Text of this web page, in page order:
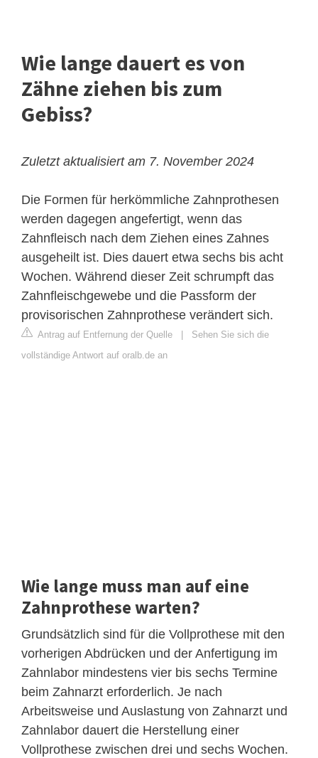
Wie lange dauert es von
Zähne ziehen bis zum
Gebiss?
Zuletzt aktualisiert am 7. November 2024
Die Formen für herkömmliche Zahnprothesen
werden dagegen angefertigt, wenn das
Zahnfleisch nach dem Ziehen eines Zahnes
ausgeheilt ist. Dies dauert etwa sechs bis acht
Wochen. Während dieser Zeit schrumpft das
Zahnfleischgewebe und die Passform der
provisorischen Zahnprothese verändert sich.
Antrag auf Entfernung der Quelle
Sehen Sie sich die
vollständige Antwort auf oralb.de an
Wie lange muss man auf eine
Zahnprothese warten?
Grundsätzlich sind für die Vollprothese mit den
vorherigen Abdrücken und der Anfertigung im
Zahnlabor mindestens vier bis sechs Termine
beim Zahnarzt erforderlich. Je nach
Arbeitsweise und Auslastung von Zahnarzt und
Zahnlabor dauert die Herstellung einer
Vollprothese zwischen drei und sechs Wochen.